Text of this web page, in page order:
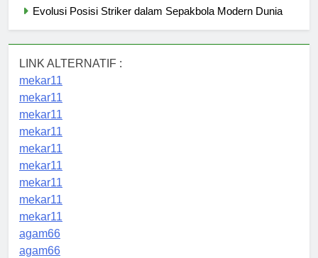
Evolusi Posisi Striker dalam Sepakbola Modern Dunia
LINK ALTERNATIF :
mekar11
mekar11
mekar11
mekar11
mekar11
mekar11
mekar11
mekar11
mekar11
agam66
agam66